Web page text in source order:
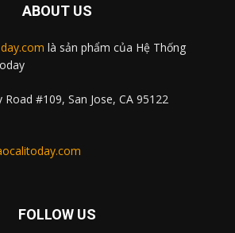
ABOUT US
là sản phẩm của Hệ Thống
#109, San Jose, CA 95122
FOLLOW US